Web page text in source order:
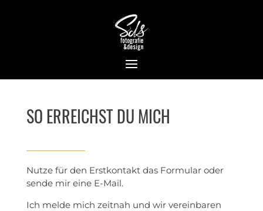
SO ERREICHST DU MICH
Nutze für den Erstkontakt das Formular oder
sende mir eine E-Mail.
Ich melde mich zeitnah und wir vereinbaren